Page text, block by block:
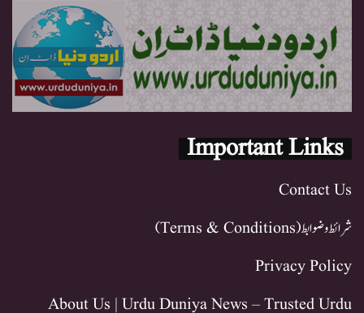
Important Links
Contact Us
شرائط و ضوابط (Terms & Conditions)
Privacy Policy
About Us | Urdu Duniya News – Trusted Urdu